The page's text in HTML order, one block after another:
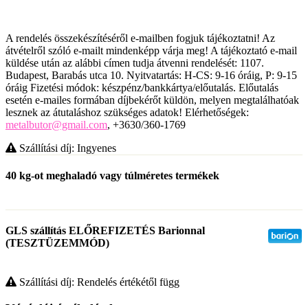
A rendelés összekészítéséről e-mailben fogjuk tájékoztatni! Az
átvételről szóló e-mailt mindenképp várja meg! A tájékoztató e-mail
küldése után az alábbi címen tudja átvenni rendelését: 1107.
Budapest, Barabás utca 10. Nyitvatartás: H-CS: 9-16 óráig, P: 9-15
óráig Fizetési módok: készpénz/bankkártya/előutalás. Előutalás
esetén e-mailes formában díjbekérőt küldön, melyen megtalálhatóak
lesznek az átutaláshoz szükséges adatok! Elérhetőségek:
metalbutor@gmail.com, +3630/360-1769
Szállítási díj: Ingyenes
40 kg-ot meghaladó vagy túlméretes termékek
GLS szállítás ELŐREFIZETÉS Barionnal
(TESZTÜZEMMÓD)
Szállítási díj: Rendelés értékétől függ